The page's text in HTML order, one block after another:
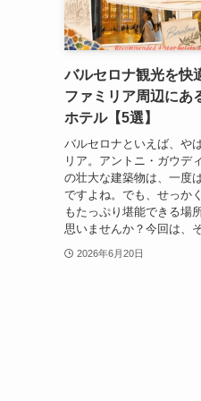
バルセロナ観光を快
ファミリア周辺にあ
ホテル【5選】
バルセロナといえば、や
リア。アントニ・ガウデ
の壮大な建築物は、一度
ですよね。でも、せっか
もたっぷり堪能できる場
思いませんか？今回は、
2026年6月20日